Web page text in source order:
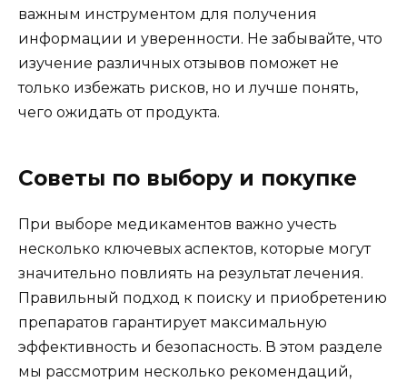
важным инструментом для получения
информации и уверенности. Не забывайте, что
изучение различных отзывов поможет не
только избежать рисков, но и лучше понять,
чего ожидать от продукта.
Советы по выбору и покупке
При выборе медикаментов важно учесть
несколько ключевых аспектов, которые могут
значительно повлиять на результат лечения.
Правильный подход к поиску и приобретению
препаратов гарантирует максимальную
эффективность и безопасность. В этом разделе
мы рассмотрим несколько рекомендаций,